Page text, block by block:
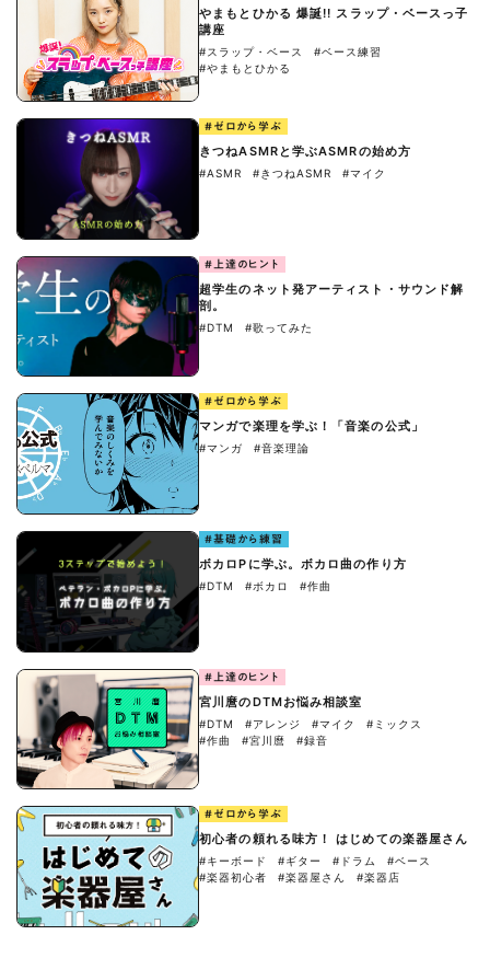
やまもとひかる 爆誕!! スラップ・ベースっ子
講座
#スラップ・ベース
#ベース練習
#やまもとひかる
#ゼロから学ぶ
きつねASMRと学ぶASMRの始め方
#ASMR #きつねASMR #マイク
#上達のヒント
超学生のネット発アーティスト・サウンド解
剖。
#DTM #歌ってみた
#ゼロから学ぶ
マンガで楽理を学ぶ！「音楽の公式」
#マンガ #音楽理論
#基礎から練習
ボカロPに学ぶ。ボカロ曲の作り方
#DTM #ボカロ #作曲
#上達のヒント
宮川麿のDTMお悩み相談室
#DTM #アレンジ #マイク
#ミックス
#作曲
#宮川麿 #録音
#ゼロから学ぶ
初心者の頼れる味方！ はじめての楽器屋さん
#キーボード #ギター #ドラム
#ベース
#楽器初心者
#楽器屋さん #楽器店